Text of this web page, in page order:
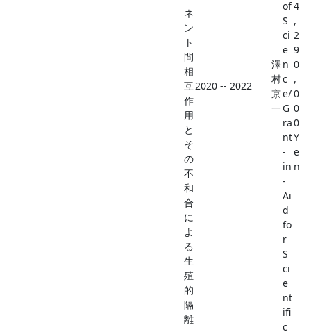
ネ
ン
ト
間
相
互
作
用
と
そ
の
不
和
合
に
よ
る
生
殖
的
隔
離
2020 -- 2022
澤
村
京
一
of
S
ci
e
n
c
e/
G
ra
nt
-
in
-
Ai
d
fo
r
S
ci
e
nt
ifi
c
4
,
2
9
0
,
0
0
0
Y
e
n